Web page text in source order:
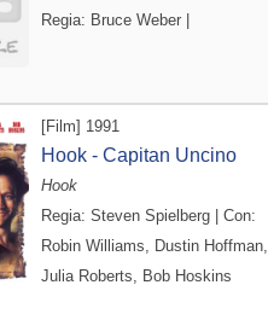
Regia: Bruce Weber |
[Film] 1991
Hook - Capitan Uncino
Hook
Regia: Steven Spielberg | Con:
Robin Williams, Dustin Hoffman,
Julia Roberts, Bob Hoskins